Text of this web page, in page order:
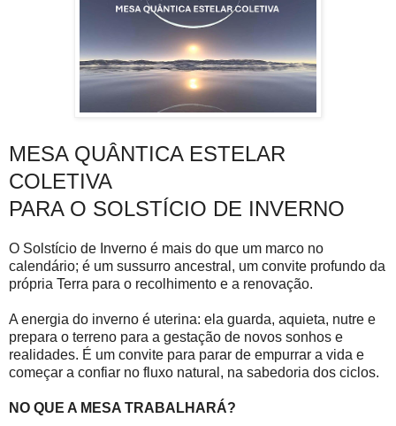
MESA QUÂNTICA ESTELAR
COLETIVA
PARA O SOLSTÍCIO DE INVERNO
O Solstício de Inverno é mais do que um marco no
calendário; é um sussurro ancestral, um convite profundo da
própria Terra para o recolhimento e a renovação.
A energia do inverno é uterina: ela guarda, aquieta, nutre e
prepara o terreno para a gestação de novos sonhos e
realidades. É um convite para parar de empurrar a vida e
começar a confiar no fluxo natural, na sabedoria dos ciclos.
NO QUE A MESA TRABALHARÁ?